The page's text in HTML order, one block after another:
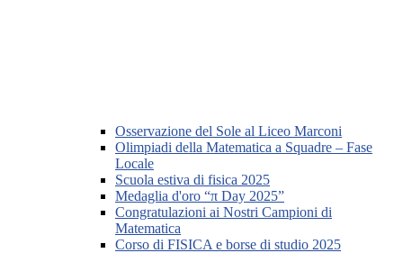
Osservazione del Sole al Liceo Marconi
Olimpiadi della Matematica a Squadre – Fase
Locale
Scuola estiva di fisica 2025
Medaglia d'oro “π Day 2025”
Congratulazioni ai Nostri Campioni di
Matematica
Corso di FISICA e borse di studio 2025